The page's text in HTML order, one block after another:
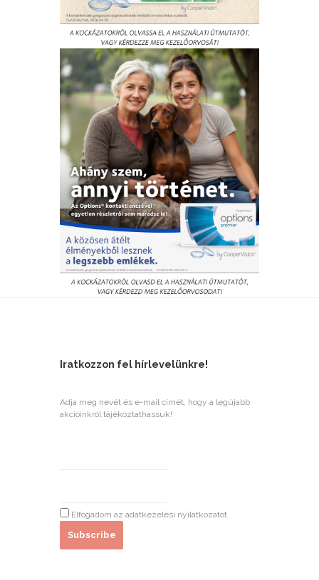
Iratkozzon fel hírlevelünkre!
Adja meg nevét és e-mail címét, hogy a legújabb
akcióinkról tájékoztathassuk!
Elfogadom az adatkezelési nyilatkozatot